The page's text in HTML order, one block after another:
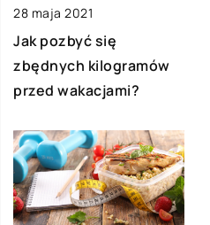
28 maja 2021
Jak pozbyć się
zbędnych kilogramów
przed wakacjami?